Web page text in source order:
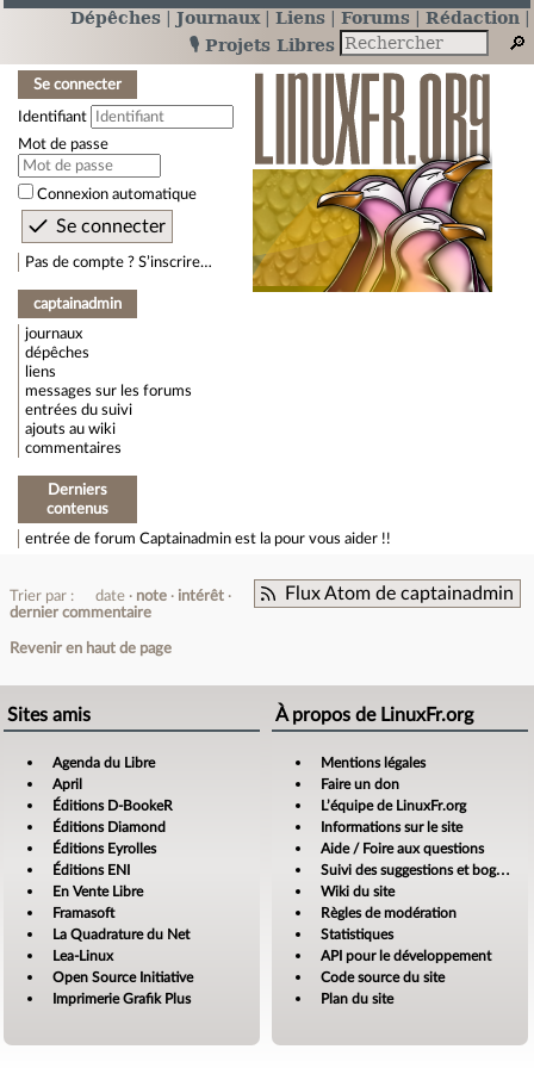
Dépêches Journaux Liens Forums
Rédaction
🎙️ Projets Libres
Se connecter
Identifiant
Mot de passe
Connexion automatique
Pas de compte ? S’inscrire…
captainadmin
journaux
dépêches
liens
messages sur les forums
entrées du suivi
ajouts au wiki
commentaires
Derniers
contenus
entrée de forum Captainadmin est la pour vous aider !!
Flux Atom de captainadmin
Trier par : date note
intérêt
dernier commentaire
Revenir en haut de page
Sites amis
Agenda du Libre
April
Éditions D-BookeR
Éditions Diamond
Éditions Eyrolles
Éditions ENI
En Vente Libre
Framasoft
La Quadrature du Net
Lea-Linux
Open Source Initiative
Imprimerie Grafik Plus
À propos de LinuxFr.org
Mentions légales
Faire un don
L’équipe de LinuxFr.org
Informations sur le site
Aide / Foire aux questions
Suivi des suggestions et bogues
Wiki du site
Règles de modération
Statistiques
API pour le développement
Code source du site
Plan du site